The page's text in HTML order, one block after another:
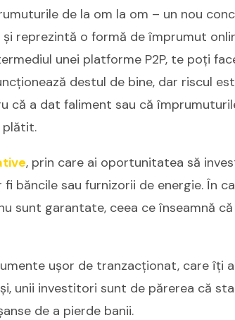
de la om la om – un nou
reprezintă o formă de împrumut
unei platforme P2P, te poți
destul de bine, dar riscul
că a dat faliment sau că
plătit.
, prin care ai oportunitatea să
băncile sau furnizorii de energie. În
sunt garantate, ceea ce înseamnă
ușor de tranzacționat, care îți
unii investitori sunt de părerea că
de a pierde banii.